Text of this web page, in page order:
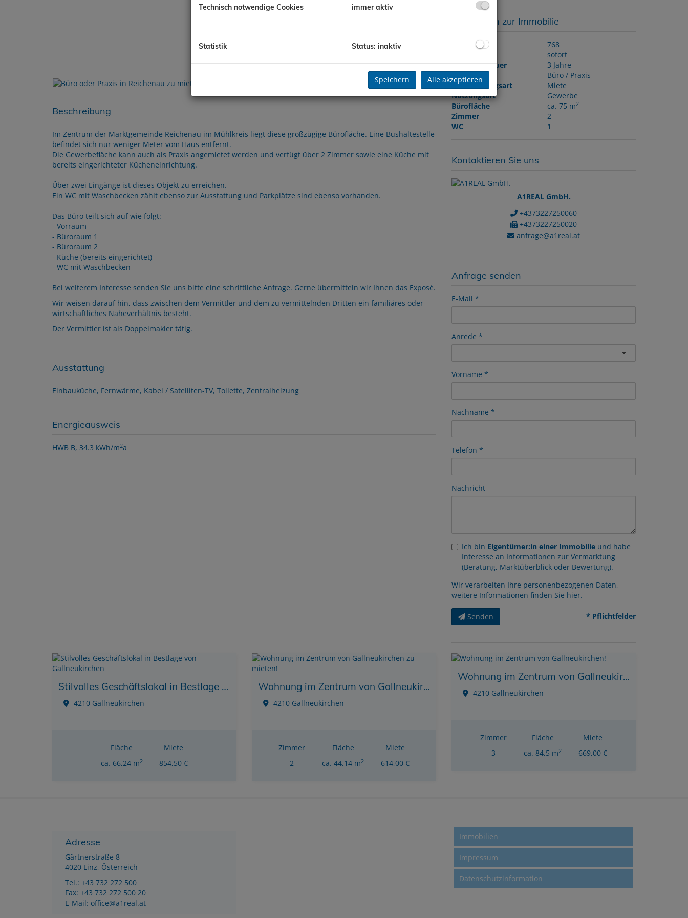
Beschreibung
Im Zentrum der Marktgemeinde Reichenau im Mühlkreis liegt diese großzügige Bürofläche. Eine Bushaltestelle
befindet sich nur weniger Meter vom Haus entfernt.
Die Gewerbefläche kann auch als Praxis angemietet werden und verfügt über 2 Zimmer sowie eine Küche mit
bereits eingerichteter Kücheneinrichtung.
Über zwei Eingänge ist dieses Objekt zu erreichen.
Ein WC mit Waschbecken zählt ebenso zur Ausstattung und Parkplätze sind ebenso vorhanden.
Das Büro teilt sich auf wie folgt:
- Vorraum
- Büroraum 1
- Büroraum 2
- Küche (bereits eingerichtet)
- WC mit Waschbecken
Bei weiterem Interesse senden Sie uns bitte eine schriftliche Anfrage. Gerne übermitteln wir Ihnen das Exposé.
Wir weisen darauf hin, dass zwischen dem Vermittler und dem zu vermittelnden Dritten ein familiäres oder
wirtschaftliches Naheverhältnis besteht.
Der Vermittler ist als Doppelmakler tätig.
Ausstattung
Einbauküche Fernwärme Kabel / Satelliten-TV Toilette Zentralheizung
Energieausweis
HWB B, 34.3 kWh/m2a
Basisdaten zur Immobilie
Objektnr.
768
sofort
Max. Mietdauer
3 Jahre
Objektart
Büro / Praxis
Vermarktungsart
Miete
Nutzungsart
Gewerbe
Bürofläche
ca. 75 m2
Zimmer
2
WC
1
Kontaktieren Sie uns
A1REAL GmbH.
+4373227250060
+4373227250020
anfrage@a1real.at
Anfrage senden
E-Mail
Anrede
Vorname
Nachname
Telefon
Nachricht
Ich bin Eigentümer:in einer Immobilie und habe
Interesse an Informationen zur Vermarktung
(Beratung, Marktüberblick oder Bewertung).
Wir verarbeiten Ihre personenbezogenen Daten,
weitere Informationen finden Sie hier.
Senden * Pflichtfelder
Stilvolles Geschäftslokal in Bestlage von Gallneukirchen
4210 Gallneukirchen
Fläche
ca. 66,24 m2
Miete
854,50 €
Wohnung im Zentrum von Gallneukirchen zu mieten!
4210 Gallneukirchen
Zimmer
2
Fläche
ca. 44,14 m2
Miete
614,00 €
Wohnung im Zentrum von Gallneukirchen!
4210 Gallneukirchen
Zimmer
3
Fläche
ca. 84,5 m2
Miete
669,00 €
Adresse
Gärtnerstraße 8
4020 Linz, Österreich
Tel.: +43 732 272 500
Fax: +43 732 272 500 20
E-Mail: office@a1real.at
Immobilien
Impressum
Datenschutzinformation
Technisch notwendige Cookies immer aktiv
Statistik Status: inaktiv
Speichern Alle akzeptieren